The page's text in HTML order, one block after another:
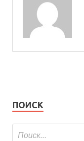
ПОИСК